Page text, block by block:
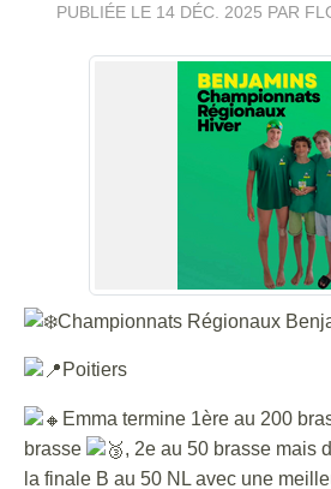
PUBLIÉE LE 14 DÉC. 2025 PAR
Championnats Régionaux
Poitiers
Emma termine 1ère au 200
brasse
, 2e au 50 brasse mais
la finale B au 50 NL avec une